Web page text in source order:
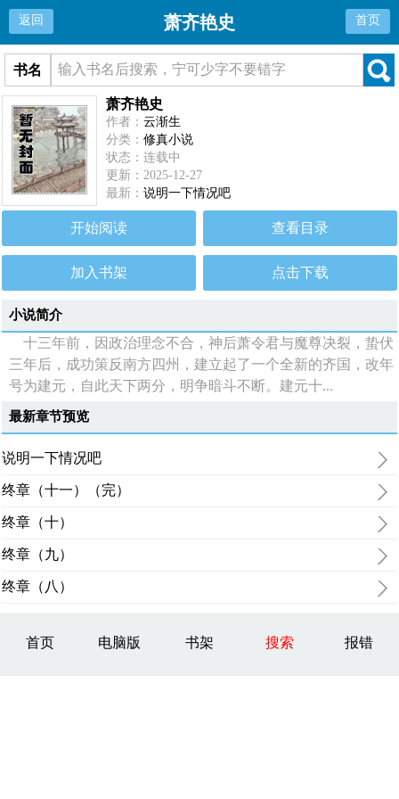
返回 萧齐艳史 首页
书名
萧齐艳史
作者：云渐生
分类：修真小说
状态：连载中
更新：2025-12-27
最新：说明一下情况吧
开始阅读 查看目录
加入书架 点击下载
小说简介
十三年前，因政治理念不合，神后萧令君与魔尊决裂，蛰伏
三年后，成功策反南方四州，建立起了一个全新的齐国，改年
号为建元，自此天下两分，明争暗斗不断。建元十...
最新章节预览
说明一下情况吧
终章（十一）（完）
终章（十）
终章（九）
终章（八）
首页 电脑版 书架 搜索 报错